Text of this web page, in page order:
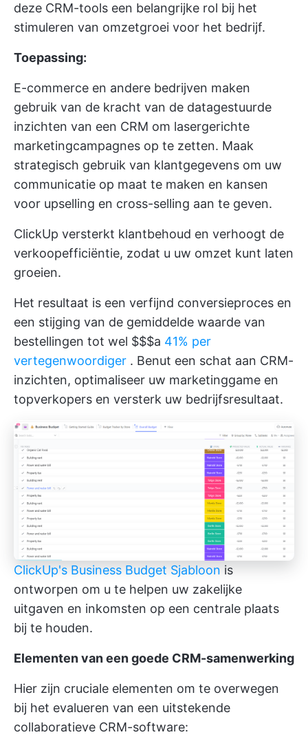
deze CRM-tools een belangrijke rol bij het
stimuleren van omzetgroei voor het bedrijf.
Toepassing:
E-commerce en andere bedrijven maken
gebruik van de kracht van de datagestuurde
inzichten van een CRM om lasergerichte
marketingcampagnes op te zetten. Maak
strategisch gebruik van klantgegevens om uw
communicatie op maat te maken en kansen
voor upselling en cross-selling aan te geven.
ClickUp versterkt klantbehoud en verhoogt de
verkoopefficiëntie, zodat u uw omzet kunt laten
groeien.
Het resultaat is een verfijnd conversieproces en
een stijging van de gemiddelde waarde van
bestellingen tot wel $$$a 41% per
vertegenwoordiger . Benut een schat aan CRM-
inzichten, optimaliseer uw marketinggame en
topverkopers en versterk uw bedrijfsresultaat.
ClickUp's Business Budget Sjabloon is
ontworpen om u te helpen uw zakelijke
uitgaven en inkomsten op een centrale plaats
bij te houden.
Elementen van een goede CRM-samenwerking
Hier zijn cruciale elementen om te overwegen
bij het evalueren van een uitstekende
collaboratieve CRM-software: